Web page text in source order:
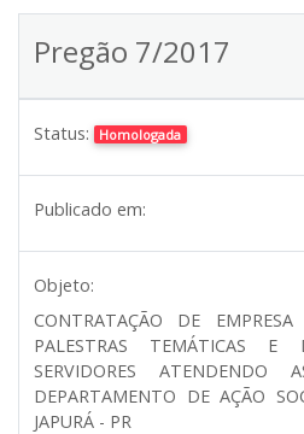
Pregão 7/2017
Status: Homologada
Publicado em:
Objeto:
CONTRATAÇÃO DE
PALESTRAS TEMÁTICAS E
SERVIDORES ATENDENDO
DEPARTAMENTO DE AÇÃO
JAPURÁ - PR